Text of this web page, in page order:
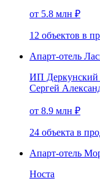
от 5.8 млн ₽
12 объектов в
Апарт-отель
ИП Деркунский
Сергей
от 8.9 млн ₽
24 объекта в
Апарт-отель
Носта